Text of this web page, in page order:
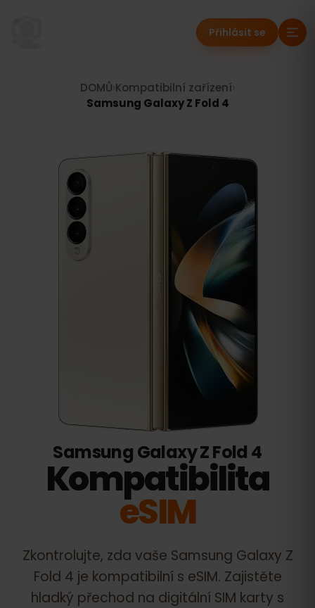
Přihlásit se
DOMŮ Kompatibilní zařízení
Samsung Galaxy Z Fold 4
Samsung Galaxy Z Fold 4
Kompatibilita
eSIM
Zkontrolujte, zda vaše Samsung Galaxy Z
Fold 4 je kompatibilní s eSIM. Zajistěte
hladký přechod na digitální SIM karty s